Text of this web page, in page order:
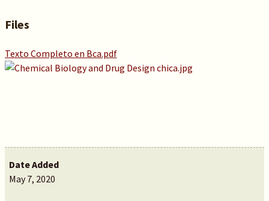
Files
Texto Completo en Bca.pdf
Date Added
May 7, 2020